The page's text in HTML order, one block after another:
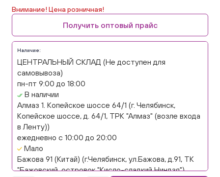
Внимание! Цена розничная!
Получить оптовый прайс
Наличие:
ЦЕНТРАЛЬНЫЙ СКЛАД (Не доступен для
самовывоза)
пн-пт 9:00 до 18:00
В наличии
Алмаз 1. Копейское шоссе 64/1 (г. Челябинск,
Копейское шоссе, д. 64/1, ТРК "Алмаз" (возле входа
в Ленту))
ежедневно с 10:00 до 20:00
Мало
Бажова 91 (Китай) (г.Челябинск, ул.Бажова, д.91, ТК
"Бажовский, островок "Кисло-сладкий Ниндзя")